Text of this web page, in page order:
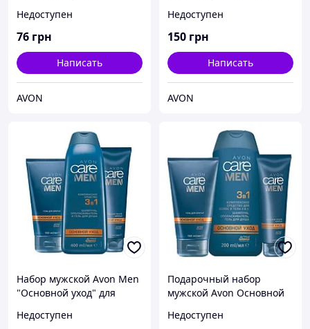
Недоступен
76 грн
Написать
AVON
Недоступен
150 грн
Написать
AVON
Набор мужской Avon Men
"Основной уход" для
продуктов
Недоступен
Подарочный набор
мужской Avon Основной
Недоступен